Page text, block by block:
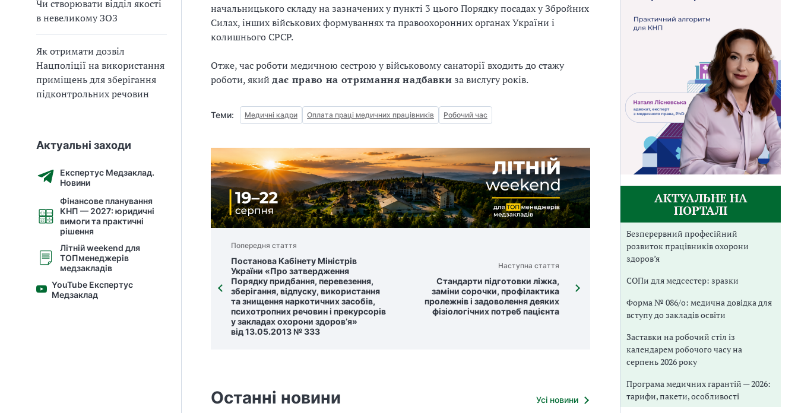
Чи створювати відділ якості
в невеликому ЗОЗ
Як отримати дозвіл
Нацполіції на використання
приміщень для зберігання
підконтрольних речовин
Актуальні заходи
Експертус Медзаклад.
Новини
Фінансове планування
КНП — 2027: юридичні
вимоги та практичні
рішення
Літній weekend для
ТОПменеджерів
медзакладів
YouTube Експертус
Медзаклад
начальницького складу на зазначених у пункті 3 цього Порядку посадах у Збройних
Силах, інших військових формуваннях та правоохоронних органах України і
колишнього СРСР.
Отже, час роботи медичною сестрою у військовому санаторії входить до стажу
роботи, який дає право на отримання надбавкиза вислугу років.
Теми: Медичні кадри Оплата праці медичних працівників Робочий час
Попередня стаття
Постанова Кабінету Міністрів
України «Про затвердження
Порядку придбання, перевезення,
зберігання, відпуску, використання
та знищення наркотичних засобів,
психотропних речовин і прекурсорів
у закладах охорони здоров’я»
від 13.05.2013 № 333
Наступна стаття
Стандарти підготовки ліжка,
заміни сорочки, профілактика
пролежнів і задоволення деяких
фізіологічних потреб пацієнта
Останні новини Усі новини
АКТУАЛЬНЕ НА
ПОРТАЛІ
Безперервний професійний
розвиток працівників охорони
здоров’я
СОПи для медсестер: зразки
Форма № 086/о: медична довідка для
вступу до закладів освіти
Заставки на робочий стіл із
календарем робочого часу на
серпень 2026 року
Програма медичних гарантій — 2026:
тарифи, пакети, особливості